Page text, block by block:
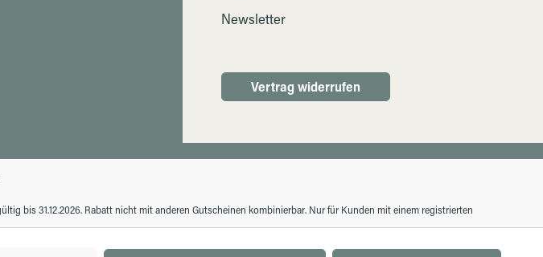
Newsletter
Vertrag widerrufen
bis 31.12.2026. Rabatt nicht mit anderen Gutscheinen kombinierbar. Nur für Kunden mit einem registrierten